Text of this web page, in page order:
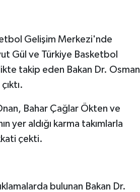
Gelişim Merkezi'nde
Gül ve Türkiye Basketbol
takip eden Bakan Dr. Osman
Bahar Çağlar Ökten ve
yer aldığı karma takımlarla
çekti.
bulunan Bakan Dr.